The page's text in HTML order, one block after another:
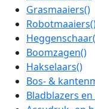
Grasmaaiers()
Robotmaaiers
Heggenschaar
Boomzagen()
Hakselaars()
Bos- &
Bladblazers